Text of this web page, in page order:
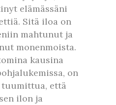
elämässäni
Sitä iloa on
mahtunut ja
monenmoista.
kausina
on
että
ilon ja